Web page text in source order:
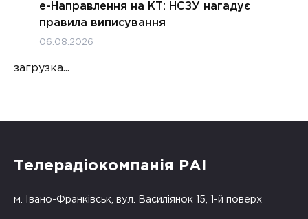
е-Направлення на КТ: НСЗУ нагадує
правила виписування
06.08.2026
загрузка...
Телерадіокомпанія РАІ
м. Івано-Франківськ, вул. Василіянок 15, 1-й поверх